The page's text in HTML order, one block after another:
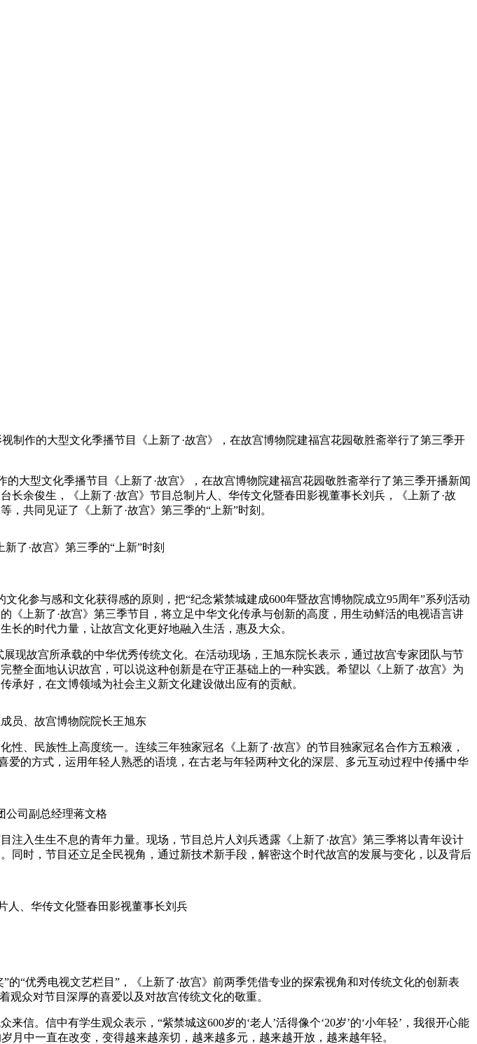
作的大型文化季播节目《上新了·故宫》，在故宫博物院建福宫花园敬胜斋举行了第三季开
型文化季播节目《上新了·故宫》，在故宫博物院建福宫花园敬胜斋举行了第三季开播新闻
余俊生，《上新了·故宫》节目总制片人、华传文化暨春田影视董事长刘兵，《上新了·故
共同见证了《上新了·故宫》第三季的“上新”时刻。
·故宫》第三季的“上新”时刻
参与感和文化获得感的原则，把“纪念紫禁城建成600年暨故宫博物院成立95周年”系列活动
上新了·故宫》第三季节目，将立足中华文化传承与创新的高度，用生动鲜活的电视语言讲
的时代力量，让故宫文化更好地融入生活，惠及大众。
故宫所承载的中华优秀传统文化。在活动现场，王旭东院长表示，通过故宫专家团队与节
全面地认识故宫，可以说这种创新是在守正基础上的一种实践。希望以《上新了·故宫》为
好，在文博领域为社会主义新文化建设做出应有的贡献。
、故宫博物院院长王旭东
民族性上高度统一。连续三年独家冠名《上新了·故宫》的节目独家冠名合作方五粮液，
的方式，运用年轻人熟悉的语境，在古老与年轻两种文化的深层、多元互动过程中传播中华
司副总经理蒋文格
入生生不息的青年力量。现场，节目总片人刘兵透露《上新了·故宫》第三季将以青年设计
时，节目还立足全民视角，通过新技术新手段，解密这个时代故宫的发展与变化，以及背后
、华传文化暨春田影视董事长刘兵
“优秀电视文艺栏目”，《上新了·故宫》前两季凭借专业的探索视角和对传统文化的创新表
众对节目深厚的喜爱以及对故宫传统文化的敬重。
。信中有学生观众表示，“紫禁城这600岁的‘老人’活得像个‘20岁’的‘小年轻’，我很开心能
月中一直在改变，变得越来越亲切，越来越多元，越来越开放，越来越年轻。